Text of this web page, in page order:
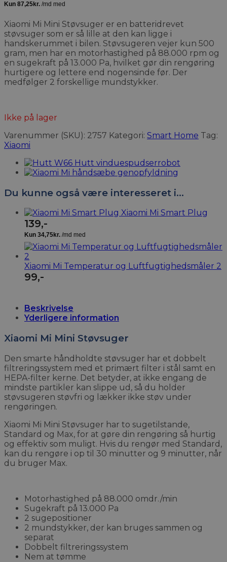
Xiaomi Mi Mini Støvsuger er en batteridrevet
støvsuger som er så lille at den kan ligge i
handskerummet i bilen. Støvsugeren vejer kun 500
gram, men har en motorhastighed på 88.000 rpm og
en sugekraft på 13.000 Pa, hvilket gør din rengøring
hurtigere og lettere end nogensinde før. Der
medfølger 2 forskellige mundstykker.
Ikke på lager
Varenummer (SKU): 2757 Kategori: Smart Home Tag:
Xiaomi
Du kunne også være interesseret i…
Xiaomi Mi Smart Plug
139,-
Xiaomi Mi Temperatur og Luftfugtighedsmåler 2
99,-
Beskrivelse
Yderligere information
Xiaomi Mi Mini Støvsuger
Den smarte håndholdte støvsuger har et dobbelt
filtreringssystem med et primært filter i stål samt en
HEPA-filter kerne. Det betyder, at ikke engang de
mindste partikler kan slippe ud, så du holder
støvsugeren støvfri og lækker ikke støv under
rengøringen.
Xiaomi Mi Mini Støvsuger har to sugetilstande,
Standard og Max, for at gøre din rengøring så hurtig
og effektiv som muligt. Hvis du rengør med Standard,
kan du rengøre i op til 30 minutter og 9 minutter, når
du bruger Max.
Motorhastighed på 88.000 omdr./min
Sugekraft på 13.000 Pa
2 sugepositioner
2 mundstykker, der kan bruges sammen og
separat
Dobbelt filtreringssystem
Nem at tømme